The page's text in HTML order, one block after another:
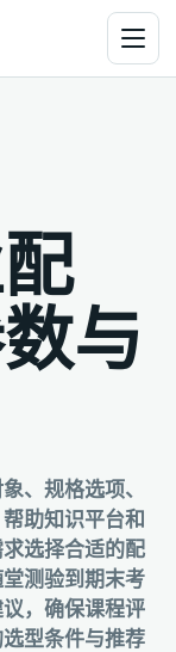
与
、规格选项、
助知识平台和
选择合适的配
测验到期末考
，确保课程评
型条件与推荐